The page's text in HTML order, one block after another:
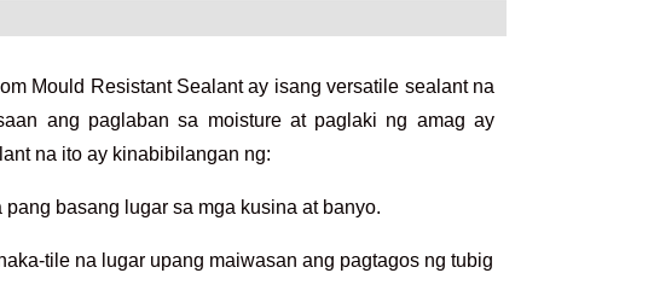
Mould Resistant Sealant ay isang versatile sealant na
ang paglaban sa moisture at paglaki ng amag ay
na ito ay kinabibilangan ng:
basang lugar sa mga kusina at banyo.
tile na lugar upang maiwasan ang pagtagos ng tubig